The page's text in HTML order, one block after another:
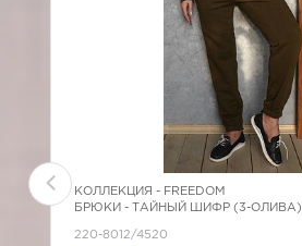
КОЛЛЕКЦИЯ - FREEDOM
БРЮКИ - ТАЙНЫЙ ШИФР (3-ОЛИВА)
220-8012/4520